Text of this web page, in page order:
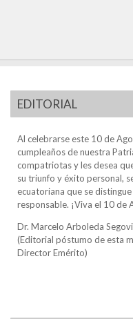
EDITORIAL
Al celebrarse este 10 de
cumpleaños de nuestra
compatriotas y les desea
su triunfo y éxito personal,
ecuatoriana que se
responsable. ¡Viva el 10 de
Dr. Marcelo Arboleda
(Editorial póstumo de esta
Director Emérito)